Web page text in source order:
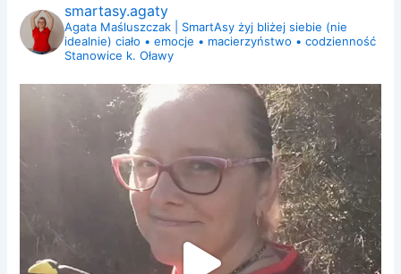
smartasy.agaty
Agata Maśluszczak | SmartAsy żyj bliżej siebie (nie
idealnie) ciało • emocje • macierzyństwo • codzienność
Stanowice k. Oławy